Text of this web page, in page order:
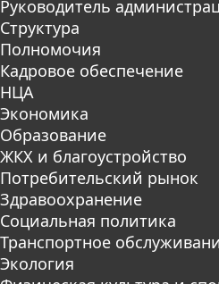
Руководитель
Структура
Полномочия
Кадровое обеспечение
НЦА
Экономика
Образование
ЖКХ и благоустройство
Потребительский рынок
Здравоохранение
Социальная политика
Транспортное
Экология